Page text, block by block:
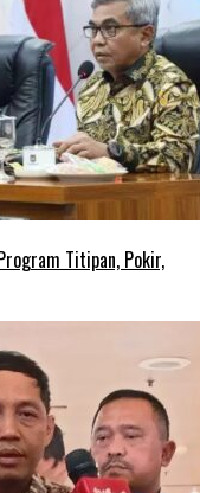
Titipan, Pokir,